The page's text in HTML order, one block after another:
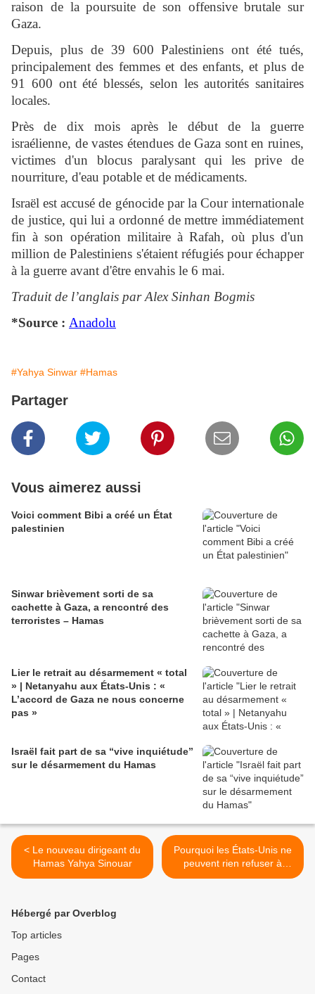
raison de la poursuite de son offensive brutale sur
Gaza.
Depuis, plus de 39 600 Palestiniens ont été tués,
principalement des femmes et des enfants, et plus de
91 600 ont été blessés, selon les autorités sanitaires
locales.
Près de dix mois après le début de la guerre
israélienne, de vastes étendues de Gaza sont en ruines,
victimes d'un blocus paralysant qui les prive de
nourriture, d'eau potable et de médicaments.
Israël est accusé de génocide par la Cour internationale
de justice, qui lui a ordonné de mettre immédiatement
fin à son opération militaire à Rafah, où plus d'un
million de Palestiniens s'étaient réfugiés pour échapper
à la guerre avant d'être envahis le 6 mai.
Traduit de l’anglais par Alex Sinhan Bogmis
*Source : Anadolu
#Yahya Sinwar #Hamas
Partager
Vous aimerez aussi
Voici comment Bibi a créé un État
palestinien
Sinwar brièvement sorti de sa
cachette à Gaza, a rencontré des
terroristes – Hamas
Lier le retrait au désarmement « total
» | Netanyahu aux États-Unis : «
L’accord de Gaza ne nous concerne
pas »
Israël fait part de sa “vive inquiétude”
sur le désarmement du Hamas
< Le nouveau dirigeant du
Hamas Yahya Sinouar
Pourquoi les États-Unis ne
peuvent rien refuser à
Netanyahu >
Hébergé par Overblog
Top articles
Pages
Contact